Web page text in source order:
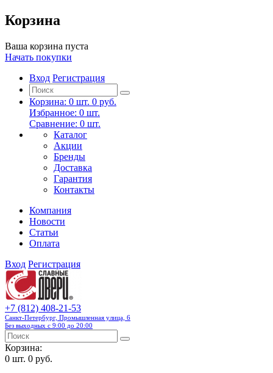
Корзина
Ваша корзина пуста
Начать покупки
Вход Регистрация
Корзина: 0 шт. 0 руб.
Избранное: 0 шт.
Сравнение: 0 шт.
Каталог
Акции
Бренды
Доставка
Гарантия
Контакты
Компания
Новости
Статьи
Оплата
Вход Регистрация
+7 (812) 408-21-53
Санкт-Петербург, Промышленная улица, 6
Без выходных с 9:00 до 20:00
Корзина:
0 шт. 0 руб.